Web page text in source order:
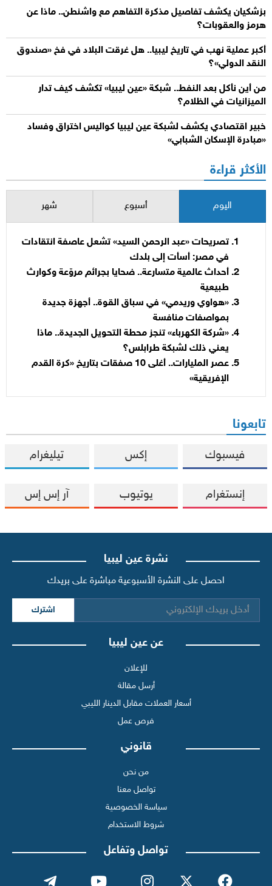
بزشكيان يكشف تفاصيل مذكرة التفاهم مع واشنطن.. ماذا عن
هرمز والعقوبات؟
أكبر عملية نهب في تاريخ ليبيا.. هل غرقت البلاد في فخ «صندوق
النقد الدولي»؟
من أين نأكل بعد النفط.. شبكة «عين ليبيا» تكشف كيف تدار
الميزانيات في الظلام؟
خبير اقتصادي يكشف لشبكة عين ليبيا كواليس اختراق وفساد
«مبادرة الإسكان الشبابي»
الأكثر قراءة
اليوم أسبوع شهر
تصريحات «عبد الرحمن السيد» تشعل عاصفة انتقادات
في مصر: أسأت إلى بلدك
أحداث عالمية متسارعة.. ضحايا بجرائم مروّعة وكوارث
طبيعية
«هواوي وريدمي» في سباق القوة.. أجهزة جديدة
بمواصفات منافسة
«شركة الكهرباء» تنجز محطة التحويل الجديدة.. ماذا
يعني ذلك لشبكة طرابلس؟
عصر المليارات.. أغلى 10 صفقات بتاريخ «كرة القدم
الإفريقية»
تابعونا
فيسبوك إكس تيليغرام
إنستغرام يوتيوب آر إس إس
نشرة عين ليبيا
احصل على النشرة الأسبوعية مباشرة على بريدك
اشترك
عن عين ليبيا
للإعلان
أرسل مقالة
أسعار العملات مقابل الدينار الليبي
فرص عمل
قانوني
من نحن
تواصل معنا
سياسة الخصوصية
شروط الاستخدام
تواصل وتفاعل